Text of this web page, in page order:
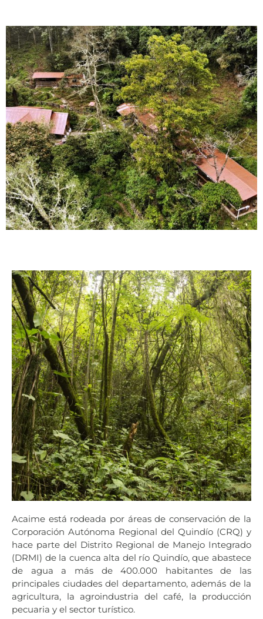
Acaime está rodeada por áreas de conservación de la
Corporación Autónoma Regional del Quindío (CRQ) y
hace parte del Distrito Regional de Manejo Integrado
(DRMI) de la cuenca alta del río Quindío, que abastece
de agua a más de 400.000 habitantes de las
principales ciudades del departamento, además de la
agricultura, la agroindustria del café, la producción
pecuaria y el sector turístico.